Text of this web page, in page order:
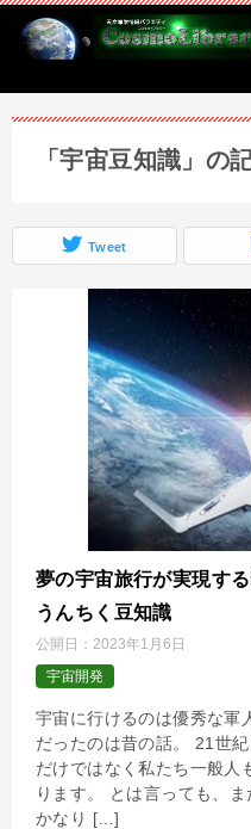
「宇宙豆知識」の
Tweet
夢の宇宙旅行が実現す
うんちく豆知識
公開日： 2023年1月6日
宇宙開発
宇宙に行けるのは優秀な軍
だったのは昔の話。 21世
だけではなく私たち一般人
ります。 とは言っても、
かなり […]